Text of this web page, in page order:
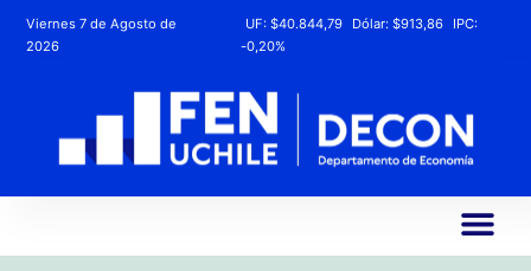
Viernes 7 de Agosto de
2026
UF: $40.844,79 Dólar: $913,86
IPC:
-0,20%